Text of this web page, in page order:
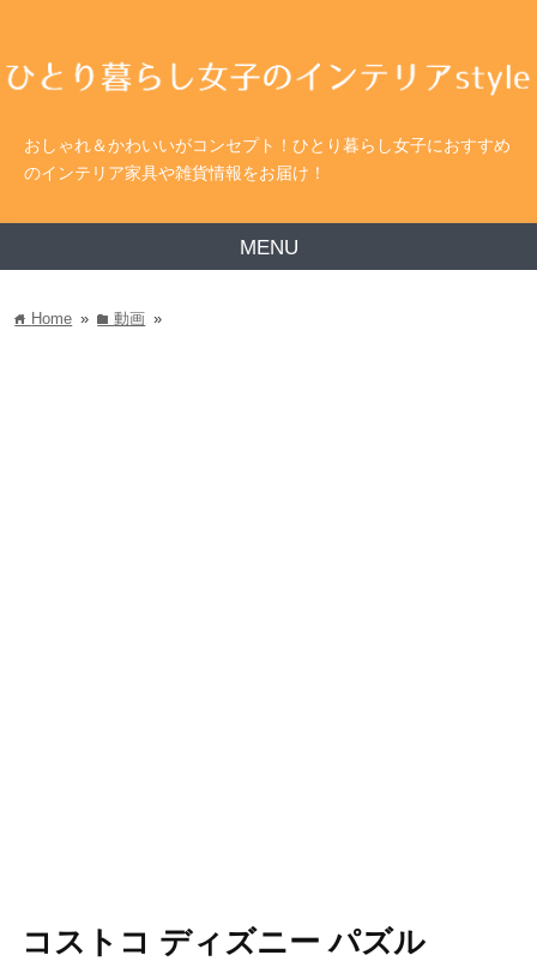
おしゃれ＆かわいいがコンセプト！ひとり暮らし女子におすすめ
のインテリア家具や雑貨情報をお届け！
MENU
home Home » folder動画 »
コストコ ディズニー パズル